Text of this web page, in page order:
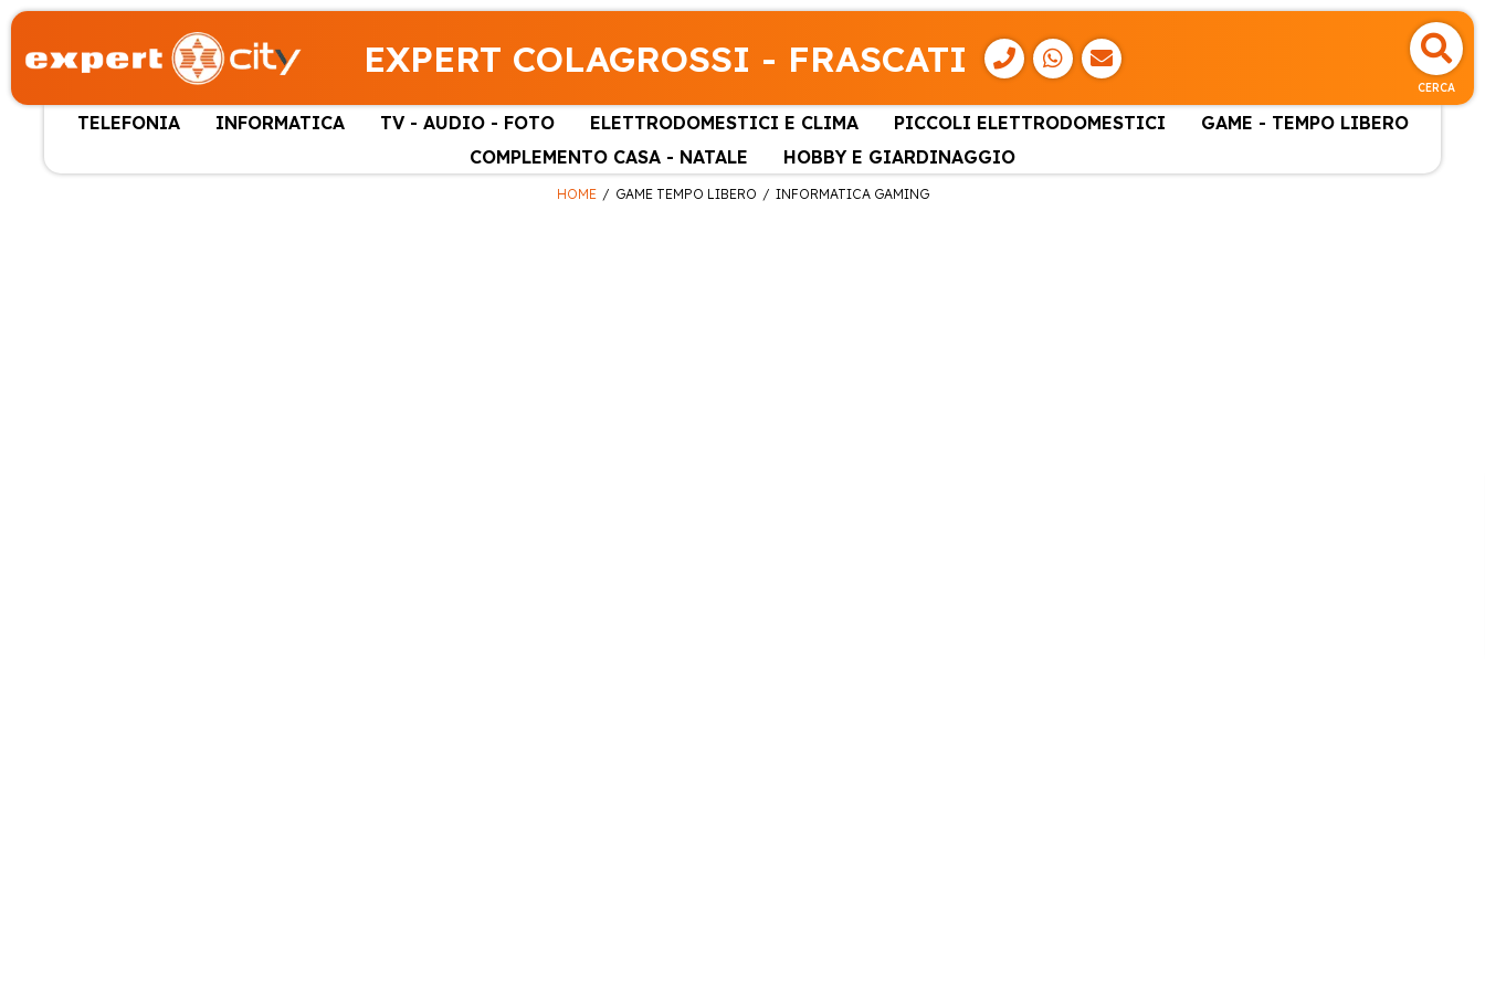
EXPERT COLAGROSSI - FRASCATI
CERCA
TELEFONIA INFORMATICA TV - AUDIO - FOTO ELETTRODOMESTICI E CLIMA PICCOLI ELETTRODOMESTICI
GAME - TEMPO LIBERO
COMPLEMENTO CASA - NATALE
HOBBY E GIARDINAGGIO
HOME GAME TEMPO LIBERO INFORMATICA GAMING